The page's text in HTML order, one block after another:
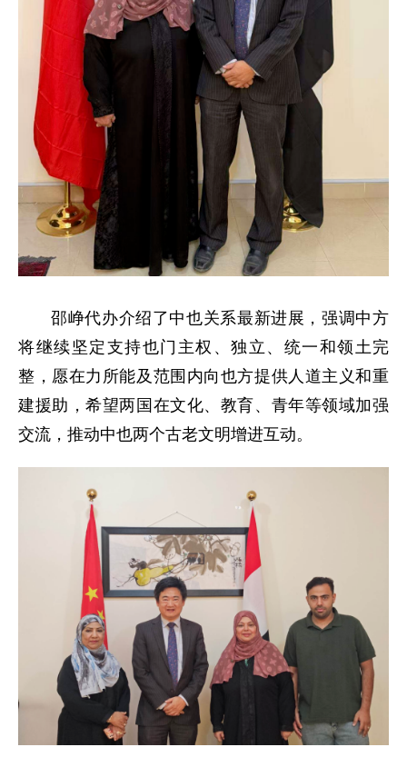
邵峥代办介绍了中也关系最新进展，强调中方
将继续坚定支持也门主权、独立、统一和领土完
整，愿在力所能及范围内向也方提供人道主义和重
建援助，希望两国在文化、教育、青年等领域加强
交流，推动中也两个古老文明增进互动。